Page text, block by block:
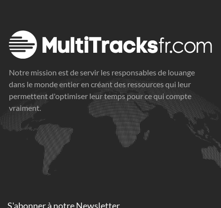
Notre mission est de servir les responsables de louange
dans le monde entier en créant des ressources qui leur
permettent d'optimiser leur temps pour ce qui compte
vraiment.
S'abonner à notre Newsletter